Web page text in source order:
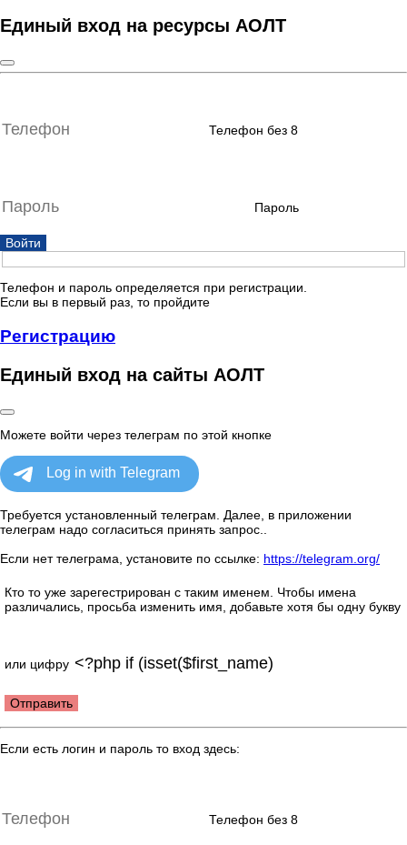
Единый вход на ресурсы АОЛТ
Телефон без 8
Пароль
Войти
Телефон и пароль определяется при регистрации.
Если вы в первый раз, то пройдите
Регистрацию
Единый вход на сайты АОЛТ
Можете войти через телеграм по этой кнопке
Требуется установленный телеграм. Далее, в приложении
телеграм надо согласиться принять запрос..
Если нет телеграма, установите по ссылке: https://telegram.org/
Кто то уже зарегестрирован с таким именем. Чтобы имена
различались, просьба изменить имя, добавьте хотя бы одну букву
или цифру
Отправить
Если есть логин и пароль то вход здесь:
Телефон без 8